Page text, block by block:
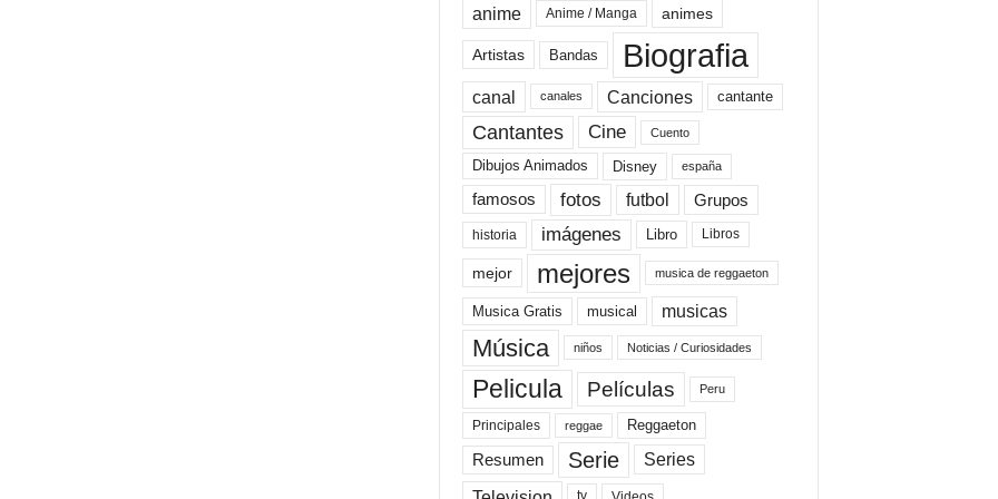
anime Anime / Manga animes
Artistas Bandas Biografia
canal canales Canciones cantante
Cantantes Cine Cuento
Dibujos Animados Disney españa
famosos fotos futbol Grupos
historia imágenes Libro Libros
mejor mejores musica de reggaeton
Musica Gratis musical musicas
Música niños Noticias / Curiosidades
Pelicula Películas Peru
Principales reggae Reggaeton
Resumen Serie Series
tv